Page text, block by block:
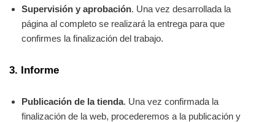
Supervisión y aprobación. Una vez desarrollada la
página al completo se realizará la entrega para que
confirmes la finalización del trabajo.
3. Informe
Publicación de la tienda. Una vez confirmada la
finalización de la web, procederemos a la publicación y